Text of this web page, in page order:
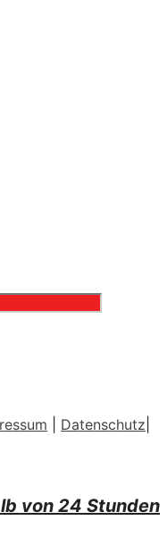
Datenschutz
von 24 Stunden